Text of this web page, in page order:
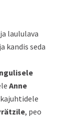
laululava
kandis seda
Anne
, peo